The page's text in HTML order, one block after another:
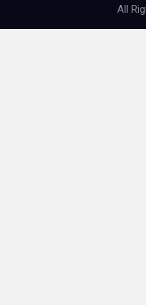
All